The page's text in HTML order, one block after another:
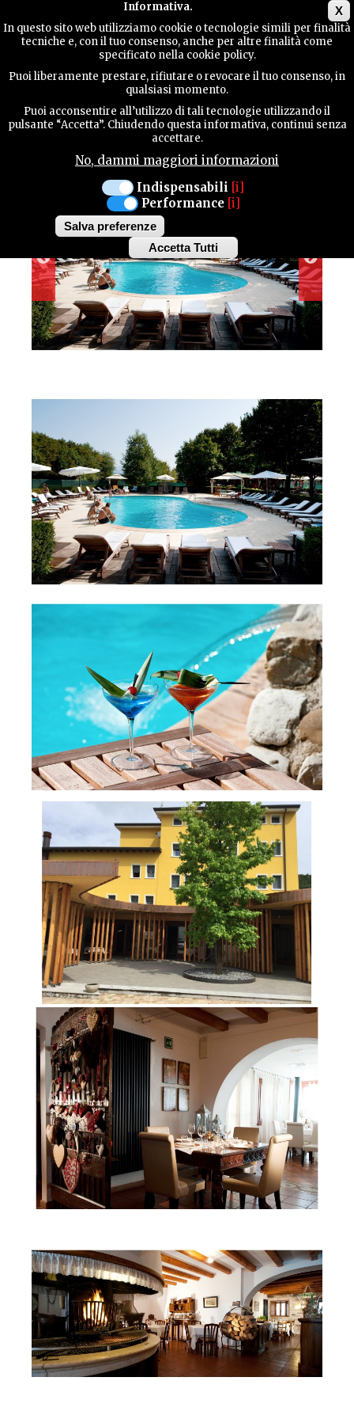
X
Informativa.
In questo sito web utilizziamo cookie o tecnologie simili per finalità
tecniche e, con il tuo consenso, anche per altre finalità come
specificato nella cookie policy.
Puoi liberamente prestare, rifiutare o revocare il tuo consenso, in
qualsiasi momento.
Puoi acconsentire all’utilizzo di tali tecnologie utilizzando il
pulsante “Accetta”. Chiudendo questa informativa, continui senza
accettare.
No, dammi maggiori informazioni
Indispensabili [i]
Performance [i]
Salva preferenze
Accetta Tutti
Withdraw
consent
CONTATTI
ALBERGO BELVEDERE